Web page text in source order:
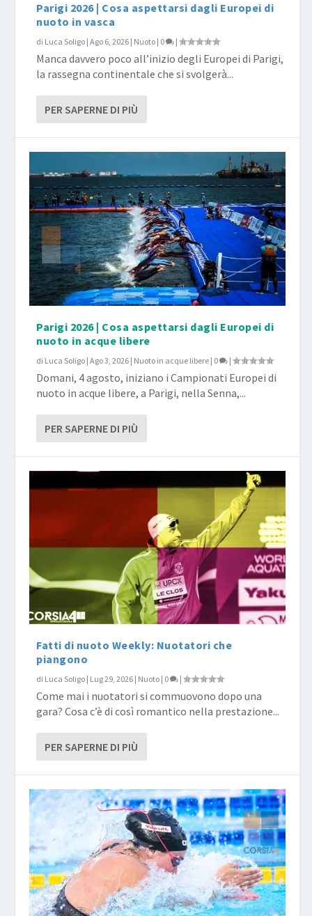
Parigi 2026 | Cosa aspettarsi dagli Europei di
nuoto in vasca
di Luca Soligo |Ago 6, 2026 | Nuoto | 0 |
Manca davvero poco all’inizio degli Europei di Parigi,
la rassegna continentale che si svolgerà...
PER SAPERNE DI PIÙ
Parigi 2026 | Cosa aspettarsi dagli Europei di
nuoto in acque libere
di Luca Soligo |Ago 3, 2026 | Nuoto in acque libere | 0 |
Domani, 4 agosto, iniziano i Campionati Europei di
nuoto in acque libere, a Parigi, nella Senna,...
PER SAPERNE DI PIÙ
Fatti di nuoto Weekly: Nuotatori che
piangono
di Luca Soligo | Lug 29, 2026 | Nuoto | 0 |
Come mai i nuotatori si commuovono dopo una
gara? Cosa c’è di così romantico nella prestazione...
PER SAPERNE DI PIÙ